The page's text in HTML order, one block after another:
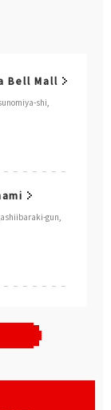
Bell Mall
shi,
gun,